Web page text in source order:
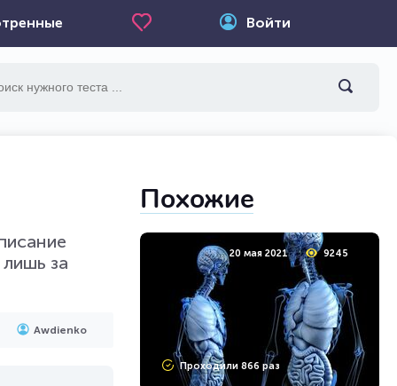
Войти
за
Awdienko
Похожие
20 мая 2021 9245
Проходили 866 раз